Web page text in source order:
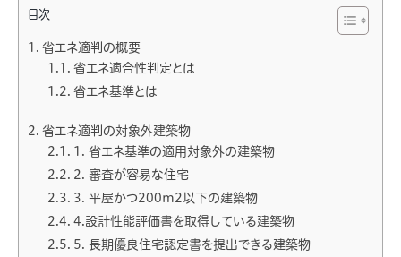
目次
省エネ適判の概要
省エネ適合性判定とは
省エネ基準とは
省エネ適判の対象外建築物
1. 省エネ基準の適用対象外の建築物
2. 審査が容易な住宅
3. 平屋かつ200m2以下の建築物
4.設計性能評価書を取得している建築物
5. 長期優良住宅認定書を提出できる建築物